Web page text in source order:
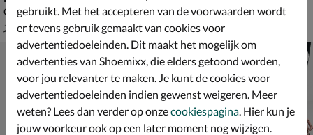
Gevoerde boots - ecru
van € 119,99 voor € 83,99
119,99 83,99
Lage sneakers - bruin
van € 149,99 voor € 104,99
149,99 104,99
gebruikt. Met het accepteren van de voorwaarden wordt
er tevens gebruik gemaakt van cookies voor
advertentiedoeleinden. Dit maakt het mogelijk om
advertenties van Shoemixx, die elders getoond worden,
voor jou relevanter te maken. Je kunt de cookies voor
advertentiedoeleinden indien gewenst weigeren. Meer
weten? Lees dan verder op onzecookiespagina. Hier kun je
jouw voorkeur ook op een later moment nog wijzigen.